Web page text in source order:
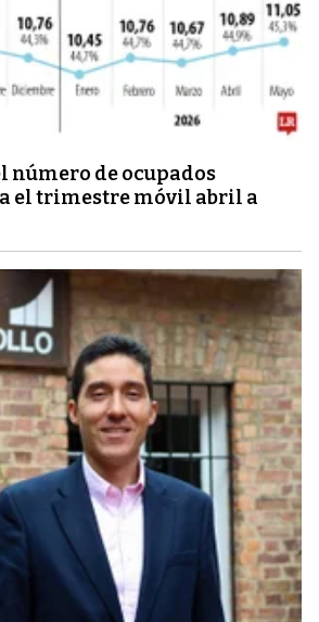
número de ocupados
el trimestre móvil abril a